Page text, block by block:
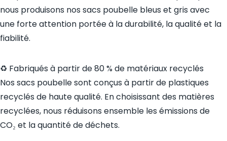
nous produisons nos sacs poubelle bleus et gris avec
une forte attention portée à la durabilité, la qualité et la
fiabilité.
♻️ Fabriqués à partir de 80 % de matériaux recyclés
Nos sacs poubelle sont conçus à partir de plastiques
recyclés de haute qualité. En choisissant des matières
recyclées, nous réduisons ensemble les émissions de
CO₂ et la quantité de déchets.